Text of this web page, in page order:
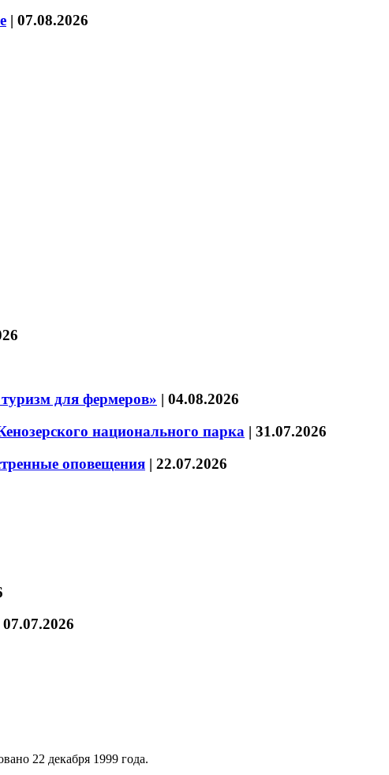
| 07.08.2026
для фермеров» | 04.08.2026
национального парка | 31.07.2026
оповещения | 22.07.2026
07.07.2026
22 декабря 1999 года.